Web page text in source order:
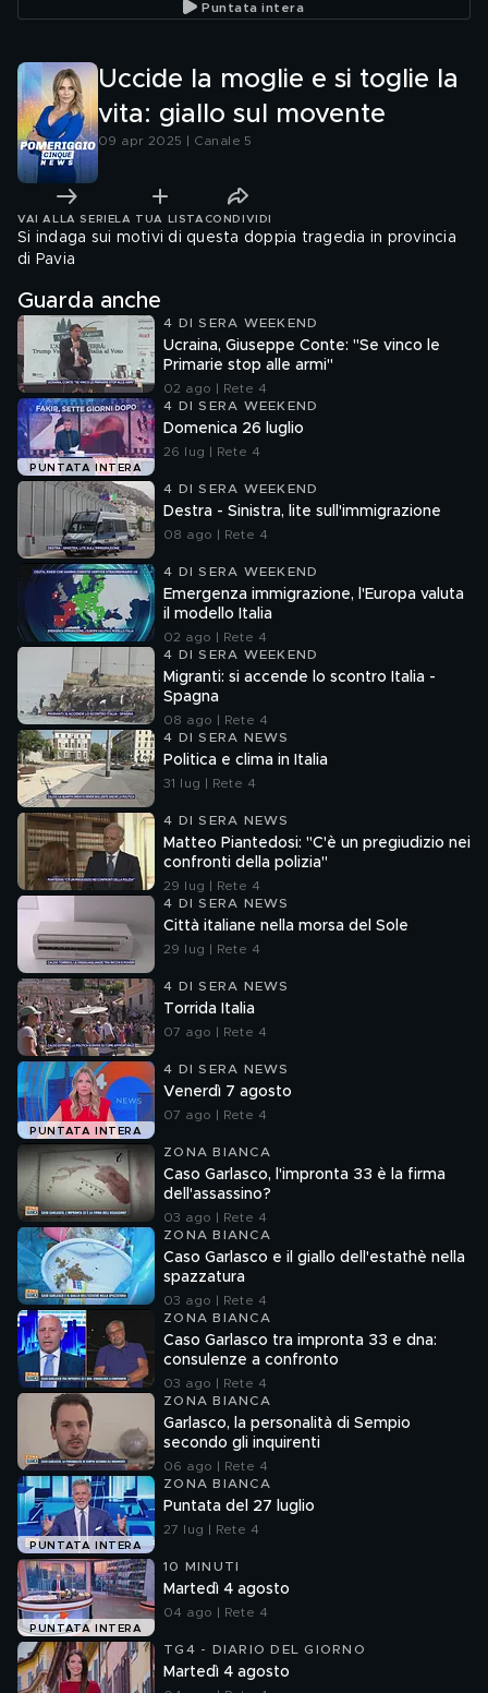
Puntata intera
Uccide la moglie e si toglie la
vita: giallo sul movente
09 apr 2025 | Canale 5
VAI ALLA SERIE LA TUA LISTA CONDIVIDI
Si indaga sui motivi di questa doppia tragedia in provincia
di Pavia
Guarda anche
4 DI SERA WEEKEND
Ucraina, Giuseppe Conte: "Se vinco le
Primarie stop alle armi"
02 ago | Rete 4
PUNTATA INTERA
4 DI SERA WEEKEND
Domenica 26 luglio
26 lug | Rete 4
4 DI SERA WEEKEND
Destra - Sinistra, lite sull'immigrazione
08 ago | Rete 4
4 DI SERA WEEKEND
Emergenza immigrazione, l'Europa valuta
il modello Italia
02 ago | Rete 4
4 DI SERA WEEKEND
Migranti: si accende lo scontro Italia -
Spagna
08 ago | Rete 4
4 DI SERA NEWS
Politica e clima in Italia
31 lug | Rete 4
4 DI SERA NEWS
Matteo Piantedosi: "C'è un pregiudizio nei
confronti della polizia"
29 lug | Rete 4
4 DI SERA NEWS
Città italiane nella morsa del Sole
29 lug | Rete 4
4 DI SERA NEWS
Torrida Italia
07 ago | Rete 4
PUNTATA INTERA
4 DI SERA NEWS
Venerdì 7 agosto
07 ago | Rete 4
ZONA BIANCA
Caso Garlasco, l'impronta 33 è la firma
dell'assassino?
03 ago | Rete 4
ZONA BIANCA
Caso Garlasco e il giallo dell'estathè nella
spazzatura
03 ago | Rete 4
ZONA BIANCA
Caso Garlasco tra impronta 33 e dna:
consulenze a confronto
03 ago | Rete 4
ZONA BIANCA
Garlasco, la personalità di Sempio
secondo gli inquirenti
06 ago | Rete 4
PUNTATA INTERA
ZONA BIANCA
Puntata del 27 luglio
27 lug | Rete 4
PUNTATA INTERA
10 MINUTI
Martedì 4 agosto
04 ago | Rete 4
TG4 - DIARIO DEL GIORNO
Martedì 4 agosto